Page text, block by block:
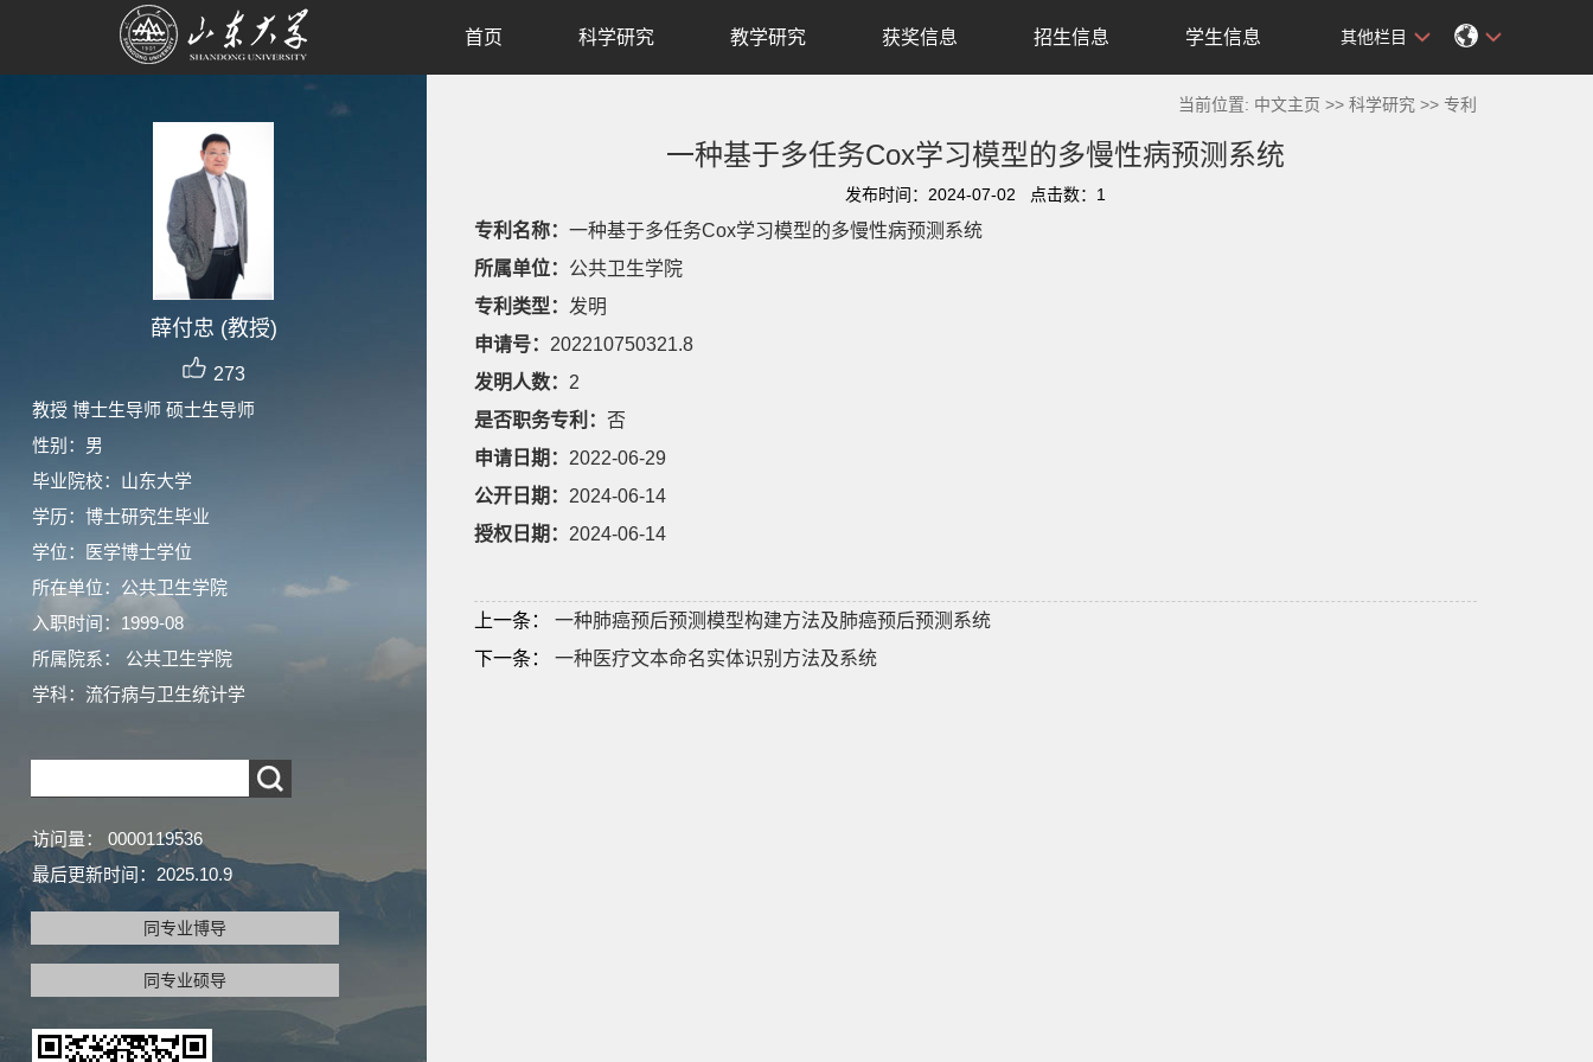
薛付忠 (教授)
273
教授 博士生导师 硕士生导师
性别：男
毕业院校：山东大学
学历：博士研究生毕业
学位：医学博士学位
所在单位：公共卫生学院
入职时间：1999-08
所属院系： 公共卫生学院
学科：流行病与卫生统计学
访问量： 0000119536
最后更新时间： 2025.10.9
同专业博导
同专业硕导
首页 科学研究 教学研究 获奖信息 招生信息 学生信息 其他栏目
当前位置: 中文主页 >>科学研究 >>专利
一种基于多任务Cox学习模型的多慢性病预测系统
发布时间：2024-07-02 点击数： 1
专利名称： 一种基于多任务Cox学习模型的多慢性病预测系统
所属单位： 公共卫生学院
专利类型： 发明
申请号： 202210750321.8
发明人数： 2
是否职务专利： 否
申请日期： 2022-06-29
公开日期： 2024-06-14
授权日期： 2024-06-14
上一条：
一种肺癌预后预测模型构建方法及肺癌预后预测系统
下一条：
一种医疗文本命名实体识别方法及系统